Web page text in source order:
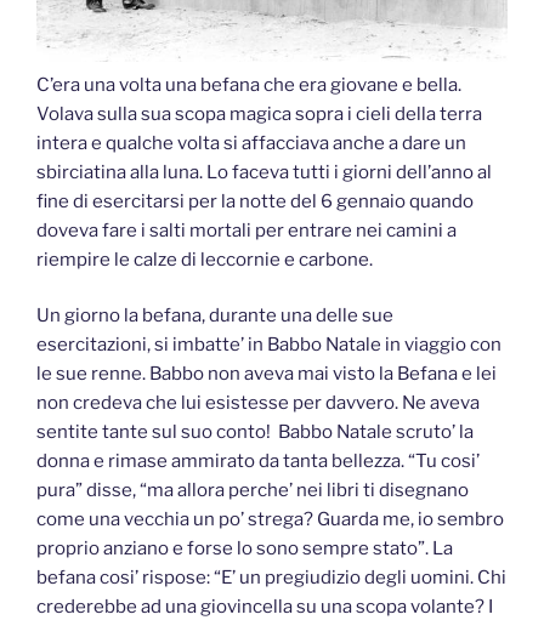
C’era una volta una befana che era giovane e bella.
Volava sulla sua scopa magica sopra i cieli della terra
intera e qualche volta si affacciava anche a dare un
sbirciatina alla luna. Lo faceva tutti i giorni dell’anno al
fine di esercitarsi per la notte del 6 gennaio quando
doveva fare i salti mortali per entrare nei camini a
riempire le calze di leccornie e carbone.
Un giorno la befana, durante una delle sue
esercitazioni, si imbatte’ in Babbo Natale in viaggio con
le sue renne. Babbo non aveva mai visto la Befana e lei
non credeva che lui esistesse per davvero. Ne aveva
sentite tante sul suo conto! Babbo Natale scruto’ la
donna e rimase ammirato da tanta bellezza. “Tu cosi’
pura” disse, “ma allora perche’ nei libri ti disegnano
come una vecchia un po’ strega? Guarda me, io sembro
proprio anziano e forse lo sono sempre stato”. La
befana cosi’ rispose: “E’ un pregiudizio degli uomini. Chi
crederebbe ad una giovincella su una scopa volante? I